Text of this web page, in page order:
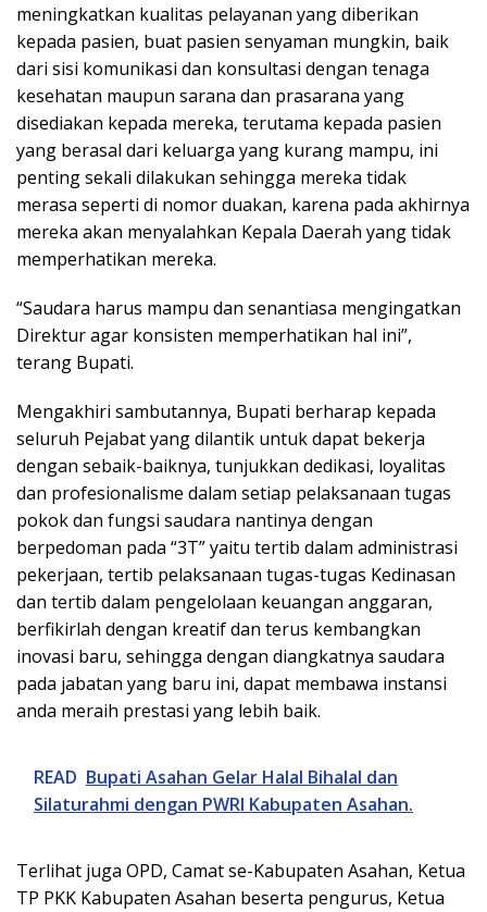
meningkatkan kualitas pelayanan yang diberikan
kepada pasien, buat pasien senyaman mungkin, baik
dari sisi komunikasi dan konsultasi dengan tenaga
kesehatan maupun sarana dan prasarana yang
disediakan kepada mereka, terutama kepada pasien
yang berasal dari keluarga yang kurang mampu, ini
penting sekali dilakukan sehingga mereka tidak
merasa seperti di nomor duakan, karena pada akhirnya
mereka akan menyalahkan Kepala Daerah yang tidak
memperhatikan mereka.
“Saudara harus mampu dan senantiasa mengingatkan
Direktur agar konsisten memperhatikan hal ini”,
terang Bupati.
Mengakhiri sambutannya, Bupati berharap kepada
seluruh Pejabat yang dilantik untuk dapat bekerja
dengan sebaik-baiknya, tunjukkan dedikasi, loyalitas
dan profesionalisme dalam setiap pelaksanaan tugas
pokok dan fungsi saudara nantinya dengan
berpedoman pada “3T” yaitu tertib dalam administrasi
pekerjaan, tertib pelaksanaan tugas-tugas Kedinasan
dan tertib dalam pengelolaan keuangan anggaran,
berfikirlah dengan kreatif dan terus kembangkan
inovasi baru, sehingga dengan diangkatnya saudara
pada jabatan yang baru ini, dapat membawa instansi
anda meraih prestasi yang lebih baik.
READ Bupati Asahan Gelar Halal Bihalal dan
Silaturahmi dengan PWRI Kabupaten Asahan.
Terlihat juga OPD, Camat se-Kabupaten Asahan, Ketua
TP PKK Kabupaten Asahan beserta pengurus, Ketua